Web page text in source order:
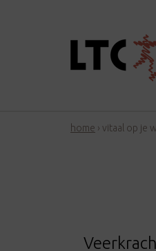
home › vitaal op je